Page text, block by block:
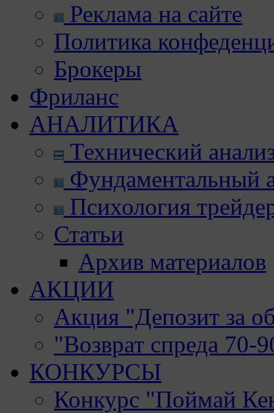
Реклама на сайте
Политика
Брокеры
Фриланс
АНАЛИТИКА
Технический
Фундаментальный
Психология
Статьи
Архив материалов
АКЦИИ
Акция "Депозит за
"Возврат спреда 70-
КОНКУРСЫ
Конкурс "Поймай